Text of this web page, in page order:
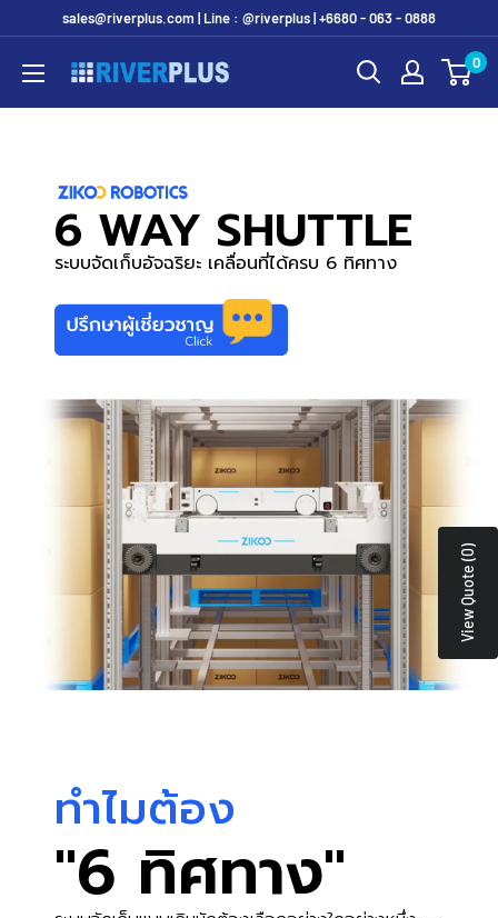
content
sales@riverplus.com | Line : @riverplus | +6680 - 063 - 0888
Riverplus 0
6 WAY SHUTTLE
ระบบจัดเก็บอัจฉริยะ เคลื่อนที่ได้ครบ 6 ทิศทาง
ทำไมต้อง
"6 ทิศทาง"
View Quote (0)